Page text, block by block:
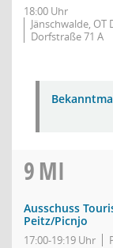
18:00 Uhr
Jänschwalde,
Dorfstraße 71 A
9MI
Ausschuss
Peitz/Picnjo
17:00-19:19 Uhr